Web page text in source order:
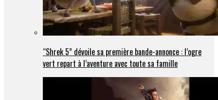
“Shrek 5” dévoile sa première bande-annonce : l’ogre
vert repart à l’aventure avec toute sa famille